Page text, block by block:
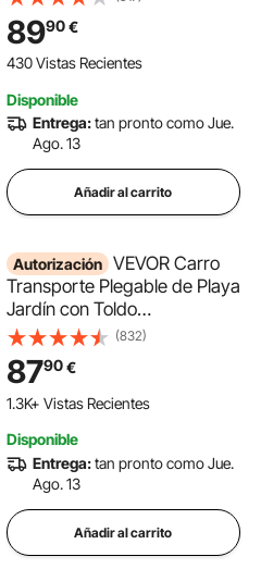
Ruedas, Acero Recubierto de
Polvo para Plantación al Aire
Libre con Cesta de
8990€
430 Vistas Recientes
Disponible
Entrega:tan pronto como Jue.
Ago. 13
Añadir al carrito
Autorización VEVOR Carro
Transporte Plegable de Playa
Jardín con Toldo
Desmontable, Carro Plegable
para Camping 4 Ruedas,
Dimensión 92,7 x 54,3 x 98,5
cm, Carrito para Exteriores
cm
(832)
8790€
1.3K+ Vistas Recientes
Disponible
Entrega:tan pronto como Jue.
Ago. 13
Añadir al carrito